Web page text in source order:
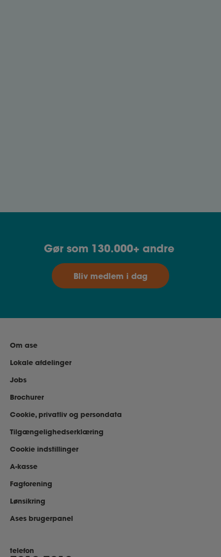
Gør som 130.000+ andre
Bliv medlem i dag
Om ase
Lokale afdelinger
Jobs
Brochurer
Cookie, privatliv og persondata
Tilgængelighedserklæring
Cookie indstillinger
A-kasse
Fagforening
Lønsikring
Ases brugerpanel
telefon